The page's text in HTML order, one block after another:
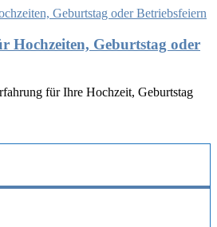
Hochzeiten, Geburtstag oder
für Ihre Hochzeit, Geburtstag